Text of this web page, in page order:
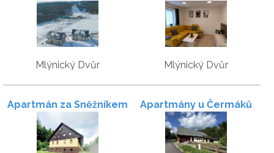
Mlýnický Dvůr Mlýnický Dvůr
Apartmán za Sněžníkem Apartmány u Čermáků